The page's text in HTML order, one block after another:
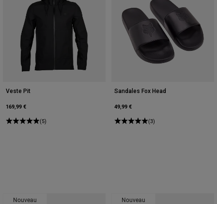
Veste Pit
169,99 €
(5)
Sandales Fox Head
49,99 €
(3)
Nouveau Nouveau